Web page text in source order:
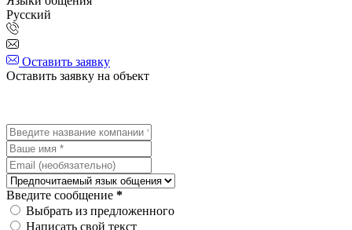
Русский
Оставить заявку
Оставить заявку на объект
Введите сообщение *
Выбрать из предложенного
Написать свой текст